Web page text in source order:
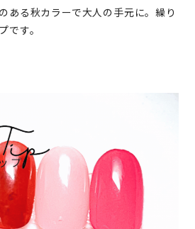
ある秋カラーで大人の手元に。繰り
です。